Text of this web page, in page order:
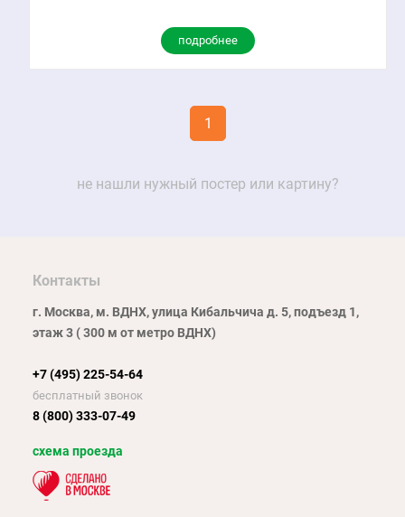
подробнее
1
не нашли нужный постер или картину?
Контакты
г. Москва, м. ВДНХ, улица Кибальчича д. 5, подъезд 1,
этаж 3 ( 300 м от метро ВДНХ)
+7 (495) 225-54-64
бесплатный звонок
8 (800) 333-07-49
схема проезда